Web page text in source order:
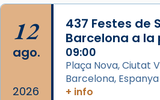
View on Facebook · Share
12
ago.
2026
437 Festes de
Barcelona a la
09:00
Plaça Nova, Ciutat
Barcelona, Espanya
+ info